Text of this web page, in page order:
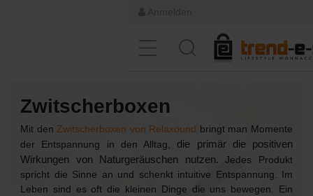
Zwitscherboxen
Mit den Zwitscherboxen von Relaxound bringt man Momente
der Entspannung in den Alltag, die primär die positiven
Wirkungen von Naturgeräuschen nutzen. Jedes Produkt
spricht die Sinne an und schenkt intuitive Entspannung. Im
Leben sind es oft die kleinen Dinge die uns bewegen. Ein